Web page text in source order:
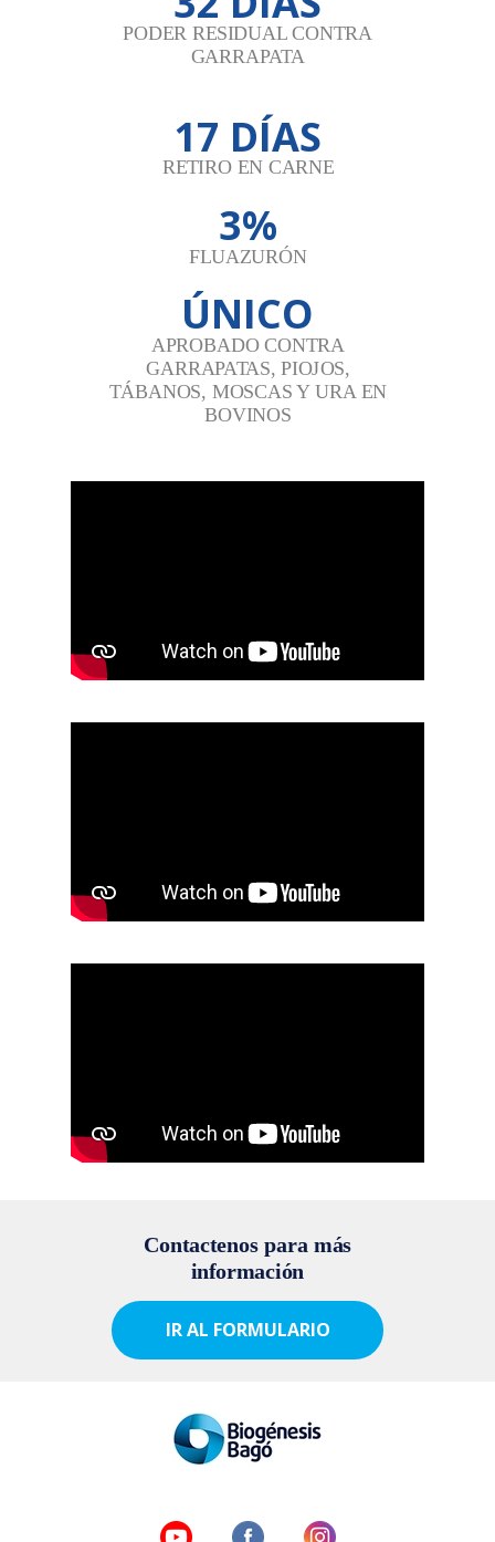
IR AL FORMULARIO
Contactenos para más
información
PODER RESIDUAL CONTRA
GARRAPATA
17 DÍAS
RETIRO EN CARNE
3%
FLUAZURÓN
ÚNICO
APROBADO CONTRA
GARRAPATAS, PIOJOS,
TÁBANOS, MOSCAS Y URA EN
BOVINOS